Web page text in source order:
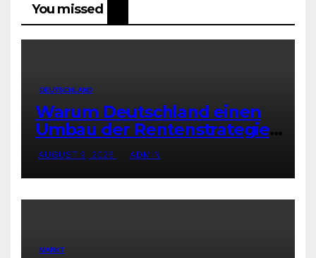
You missed
DEUTSCHLAND
Warum Deutschland einen
Umbau der Rentenstrategie
braucht
AUGUST 9, 2026 ADMIN
MARKT